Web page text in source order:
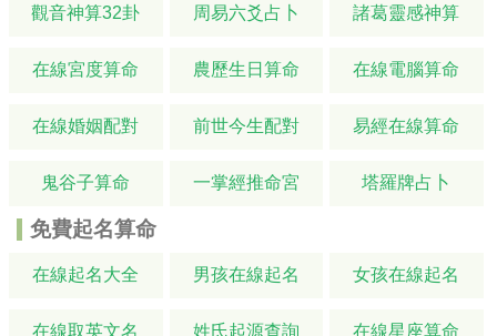
觀音神算32卦 周易六爻占卜 諸葛靈感神算
在線宮度算命 農歷生日算命 在線電腦算命
在線婚姻配對 前世今生配對 易經在線算命
鬼谷子算命 一掌經推命宮 塔羅牌占卜
免費起名算命
在線起名大全 男孩在線起名 女孩在線起名
在線取英文名 姓氏起源查詢 在線星座算命